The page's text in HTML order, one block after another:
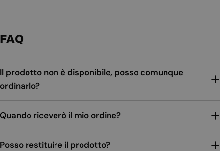
FAQ
Il prodotto non è disponibile, posso comunque
ordinarlo?
Quando riceverò il mio ordine?
Posso restituire il prodotto?